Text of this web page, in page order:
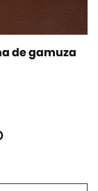
de gamuza